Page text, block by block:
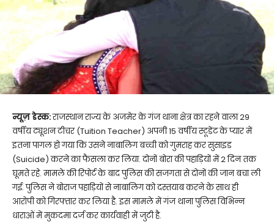
न्यूज़ डेस्क:राजस्थान राज्य के अजमेर के गंज थाना क्षेत्र का रहने वाला 29
वर्षीय ट्यूशन टीचर (Tuition Teacher) अपनी 15 वर्षीय स्टूडेंट के प्यार में
इतना पागल हो गया कि उसने नाबालिग बच्ची को गुमराह कर सुसाइड
(Suicide) करने का फैसला कर लिया. दोनों बोरा की पहाड़ियों में 2 दिन तक
घूमते रहे. मामले की रिपोर्ट के बाद पुलिस की सजगता से दोनों की जान बचा ली
गई. पुलिस ने बोराज पहाड़ियों से नाबालिग को दस्तयाब करने के साथ ही
आरोपी को गिरफ्तार कर लिया है. इस मामले में गंज थाना पुलिस विभिन्न
धाराओं में मुकदमा दर्ज कर कार्यवाही में जुटी है.